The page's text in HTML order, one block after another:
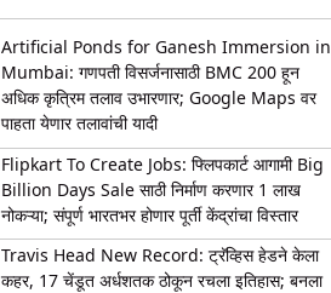
Artificial Ponds for Ganesh Immersion in
Mumbai: गणपती विसर्जनासाठी BMC 200 हून
अधिक कृत्रिम तलाव उभारणार; Google Maps वर
पाहता येणार तलावांची यादी
Flipkart To Create Jobs: फ्लिपकार्ट आगामी Big
Billion Days Sale साठी निर्माण करणार 1 लाख
नोकऱ्या; संपूर्ण भारतभर होणार पूर्ती केंद्रांचा विस्तार
Travis Head New Record: ट्रॅव्हिस हेडने केला
कहर, 17 चेंडूत अर्धशतक ठोकून रचला इतिहास; बनला